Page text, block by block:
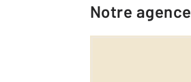
Notre agence